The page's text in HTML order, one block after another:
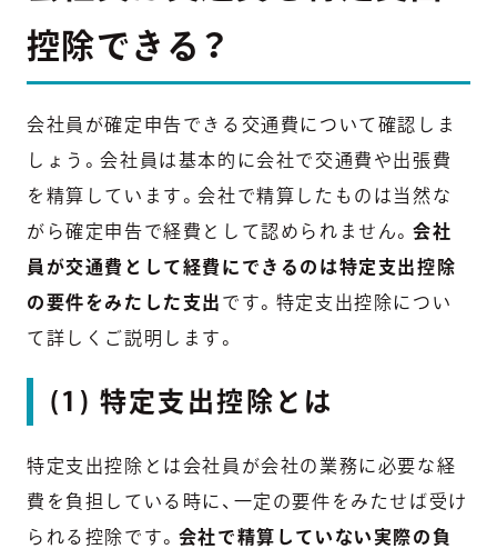
控除できる？
会社員が確定申告できる交通費について確認しま
しょう。会社員は基本的に会社で交通費や出張費
を精算しています。会社で精算したものは当然な
がら確定申告で経費として認められません。会社
員が交通費として経費にできるのは特定支出控除
の要件をみたした支出 です。特定支出控除につい
て詳しくご説明します。
(1) 特定支出控除とは
特定支出控除とは会社員が会社の業務に必要な経
費を負担している時に、一定の要件をみたせば受け
られる控除です。 会社で精算していない実際の負